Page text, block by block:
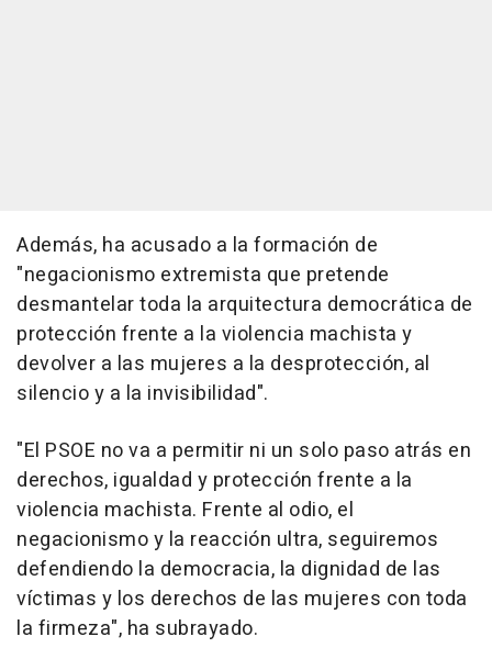
Además, ha acusado a la formación de
"negacionismo extremista que pretende
desmantelar toda la arquitectura democrática de
protección frente a la violencia machista y
devolver a las mujeres a la desprotección, al
silencio y a la invisibilidad".
"El PSOE no va a permitir ni un solo paso atrás en
derechos, igualdad y protección frente a la
violencia machista. Frente al odio, el
negacionismo y la reacción ultra, seguiremos
defendiendo la democracia, la dignidad de las
víctimas y los derechos de las mujeres con toda
la firmeza", ha subrayado.